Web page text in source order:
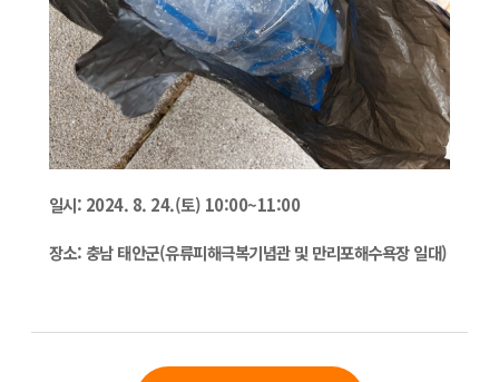
일시: 2024. 8. 24.(토) 10:00~11:00
장소: 충남 태안군(유류피해극복기념관 및 만리포해수욕장 일대)